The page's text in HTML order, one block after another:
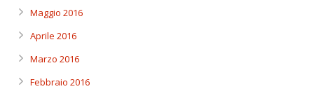
Maggio 2016
Aprile 2016
Marzo 2016
Febbraio 2016